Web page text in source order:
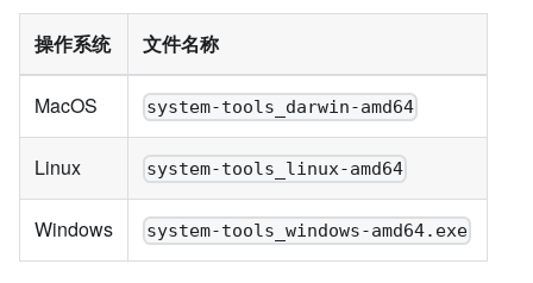
操作系统 文件名称
MacOS system-tools_darwin-amd64
Linux system-tools_linux-amd64
Windows system-tools_windows-amd64.exe